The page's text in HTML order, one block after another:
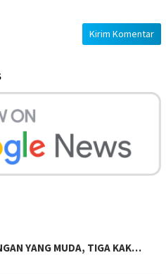
YANG MUDA, TIGA KAK…